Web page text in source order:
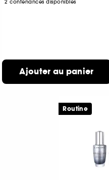
2 contenances disponibles
Ajouter au panier
Routine